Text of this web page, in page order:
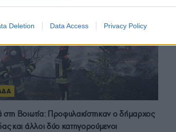
Deletion Data Access Privacy Policy
στη Βοιωτία: Προφυλακίστηκαν ο δήμαρχος
και άλλοι δύο κατηγορούμενοι